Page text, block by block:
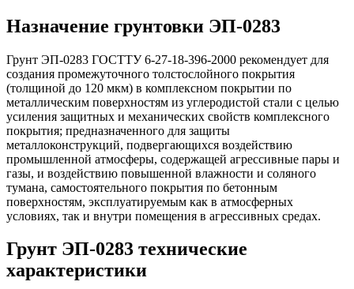
Назначение грунтовки ЭП-0283
Грунт ЭП-0283 ГОСТТУ 6-27-18-396-2000 рекомендует для
создания промежуточного толстослойного покрытия
(толщиной до 120 мкм) в комплексном покрытии по
металлическим поверхностям из углеродистой стали с целью
усиления защитных и механических свойств комплексного
покрытия; предназначенного для защиты
металлоконструкций, подвергающихся воздействию
промышленной атмосферы, содержащей агрессивные пары и
газы, и воздействию повышенной влажности и соляного
тумана, самостоятельного покрытия по бетонным
поверхностям, эксплуатируемым как в атмосферных
условиях, так и внутри помещения в агрессивных средах.
Грунт ЭП-0283 технические
характеристики